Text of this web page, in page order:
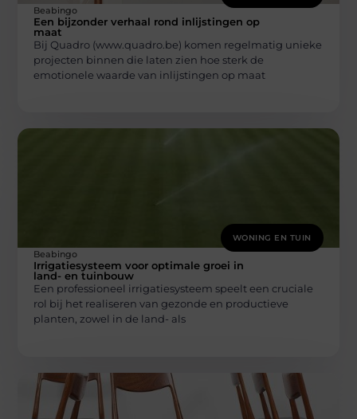
Beabingo
Een bijzonder verhaal rond inlijstingen op
maat
Bij Quadro (www.quadro.be) komen regelmatig unieke
projecten binnen die laten zien hoe sterk de
emotionele waarde van inlijstingen op maat
WONING EN TUIN
Beabingo
Irrigatiesysteem voor optimale groei in
land- en tuinbouw
Een professioneel irrigatiesysteem speelt een cruciale
rol bij het realiseren van gezonde en productieve
planten, zowel in de land- als